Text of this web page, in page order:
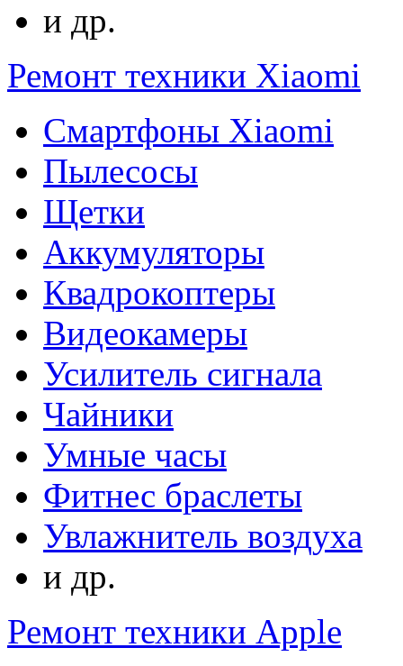
и др.
Ремонт техники Xiaomi
Смартфоны Xiaomi
Пылесосы
Щетки
Аккумуляторы
Квадрокоптеры
Видеокамеры
Усилитель сигнала
Чайники
Умные часы
Фитнес браслеты
Увлажнитель воздуха
и др.
Ремонт техники Apple